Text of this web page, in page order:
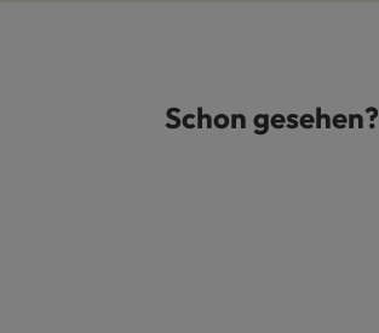
Produktgalerie überspringenSchon gesehen?